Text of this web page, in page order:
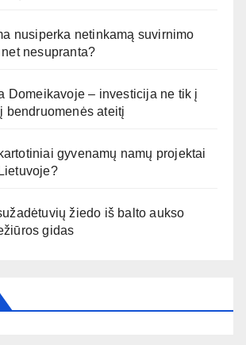
nusiperka netinkamą suvirnimo
nesupranta?
Domeikavoje – investicija ne tik į
bendruomenės ateitį
gyvenamų namų projektai
žiedo iš balto aukso
gidas